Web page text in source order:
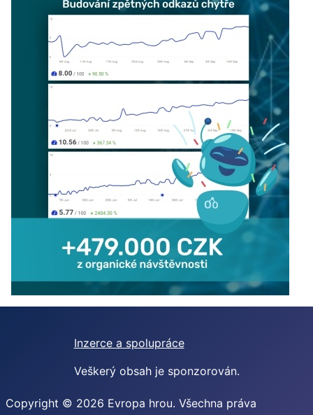
Inzerce a spolupráce
Veškerý obsah je sponzorován.
Copyright © 2026 Evropa hrou. Všechna práva